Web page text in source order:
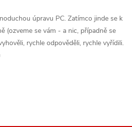
úpravu PC. Zatímco jinde se k
(ozveme se vám - a nic, případně se
rychle odpověděli, rychle vyřídili.